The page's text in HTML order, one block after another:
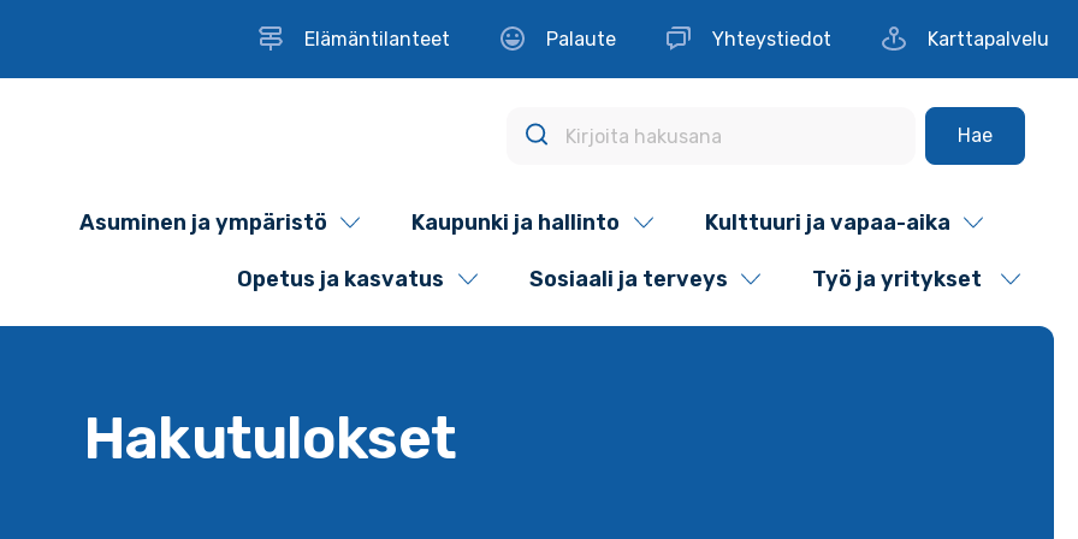
Elämäntilanteet Palaute Yhteystiedot Karttapalvelu
Hae
Asuminen ja ympäristö Kaupunki ja hallinto Kulttuuri ja vapaa-aika
Opetus ja kasvatus Sosiaali ja terveys Työ ja yritykset
Hakutulokset